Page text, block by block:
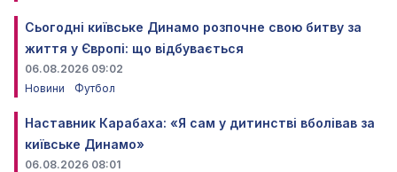
Сьогодні київське Динамо розпочне свою битву за
життя у Європі: що відбувається
06.08.2026 09:02
Новини
Футбол
Наставник Карабаха: «Я сам у дитинстві вболівав за
київське Динамо»
06.08.2026 08:01